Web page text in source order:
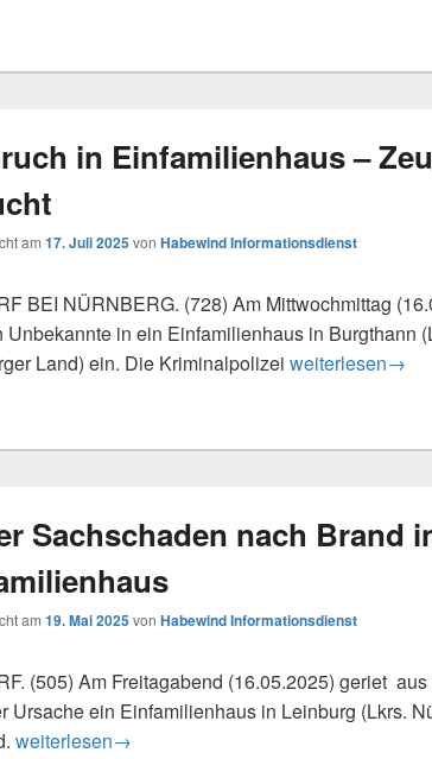
in Einfamilienhaus –
am 17. Juli 2025von Habewind Informationsdienst
BEI NÜRNBERG. (728) Am Mittwochmittag
Unbekannte in ein Einfamilienhaus in Burgthann
Land) ein. Die Kriminalpolizei Einbruch in
weiterlesen→
Sachschaden nach Brand
am 19. Mai 2025von Habewind Informationsdienst
(505) Am Freitagabend (16.05.2025) geriet
Ursache ein Einfamilienhaus in Leinburg (Lkrs.
Hoher Sachschaden nach Brand in
weiterlesen→